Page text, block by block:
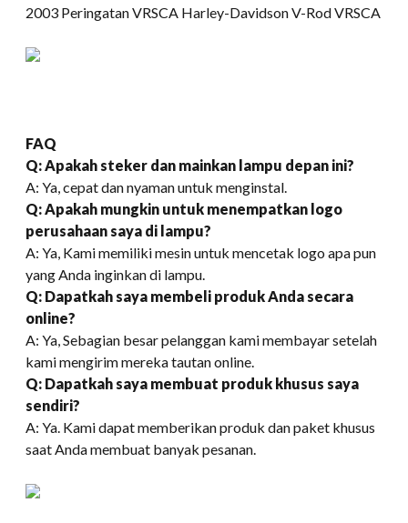
2003 Peringatan VRSCA Harley-Davidson V-Rod VRSCA
FAQ
Q: Apakah steker dan mainkan lampu depan ini?
A: Ya, cepat dan nyaman untuk menginstal.
Q: Apakah mungkin untuk menempatkan logo
perusahaan saya di lampu?
A: Ya, Kami memiliki mesin untuk mencetak logo apa pun
yang Anda inginkan di lampu.
Q: Dapatkah saya membeli produk Anda secara
online?
A: Ya, Sebagian besar pelanggan kami membayar setelah
kami mengirim mereka tautan online.
Q: Dapatkah saya membuat produk khusus saya
sendiri?
A: Ya. Kami dapat memberikan produk dan paket khusus
saat Anda membuat banyak pesanan.